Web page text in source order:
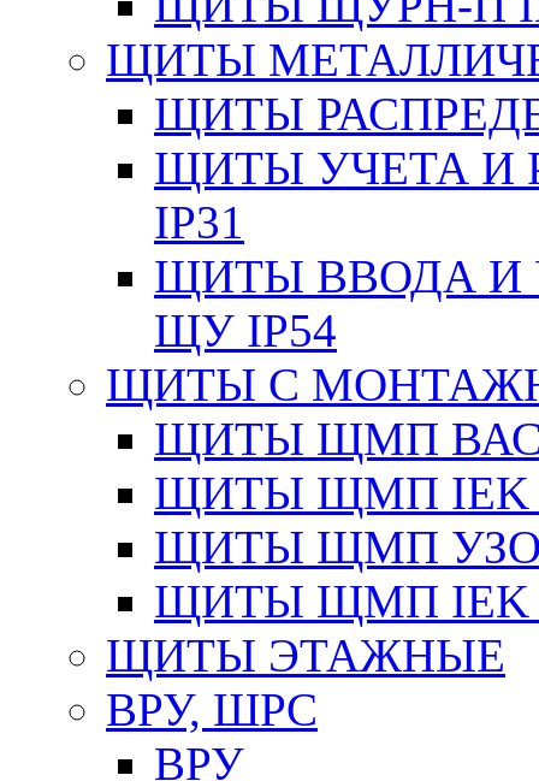
ЩИТЫ
ЩИТЫ
ЩИТЫ УЧЕТА И
IP31
ЩИТЫ ВВОДА И
ЩУ IP54
ЩИТЫ С
ЩИТЫ ЩМП ВАС
ЩИТЫ ЩМП IEK
ЩИТЫ ЩМП
ЩИТЫ ЩМП IEK
ЩИТЫ ЭТАЖНЫЕ
ВРУ, ШРС
ВРУ